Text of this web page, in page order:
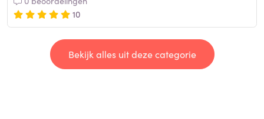
10
Bekijk alles uit deze categorie